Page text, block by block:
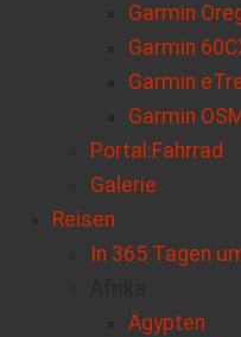
Garmin
Garmin
Garmin
Garmin
Portal:Fahrrad
Galerie
Reisen
In 365 Tagen
Ägypten